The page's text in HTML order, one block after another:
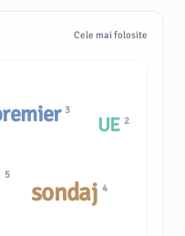
Cele mai folosite
5
sondaj4
UE 2
3